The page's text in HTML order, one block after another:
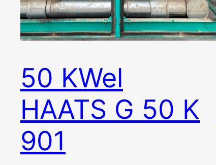
50 KWel
HAATS G 50 K
901